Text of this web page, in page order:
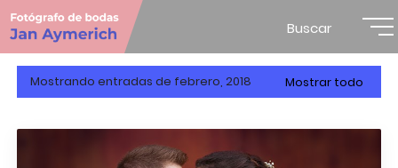
Buscar
Mostrando entradas de febrero, 2018 Mostrar todo